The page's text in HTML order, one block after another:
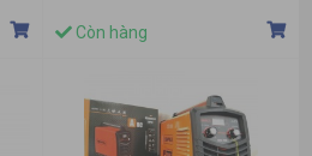
Còn hàng